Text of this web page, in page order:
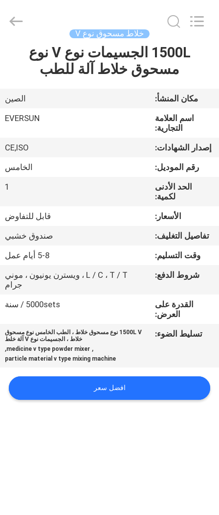
مسكن
عرض
الافتراضي
معلومات
جولة
في
المعمل
الجودة
اتصل
اطلب
اقتباس
خلاط مسحوق نوع V
1500L الجسيمات نوع V نوع
مسحوق خلاط آلة للطب
مكان المنشأ:
الصين
اسم العلامة
التجارية:
EVERSUN
إصدار الشهادات:
CE,ISO
رقم الموديل:
الخامس
الحد الأدنى
لكمية:
1
الأسعار:
قابل للتفاوض
تفاصيل التغليف:
صندوق خشبي
وقت التسليم:
5-8 أيام عمل
شروط الدفع:
L / C ، T / T ، ويسترن يونيون ، موني
جرام
القدرة على
العرض:
5000sets / سنة
تسليط الضوء:
1500L V نوع مسحوق خلاط ، الطب الخامس نوع مسحوق
خلاط ، الجسيمات نوع V آلة خلط
,
medicine v type powder mixer
,
particle material v type mixing machine
افضل سعر